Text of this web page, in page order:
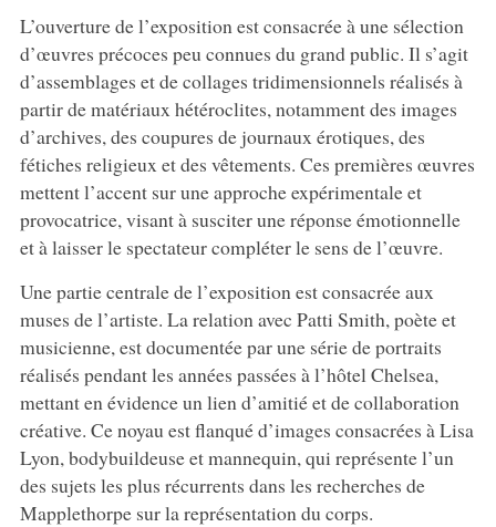
L’ouverture de l’exposition est consacrée à une sélection
d’œuvres précoces peu connues du grand public. Il s’agit
d’assemblages et de collages tridimensionnels réalisés à
partir de matériaux hétéroclites, notamment des images
d’archives, des coupures de journaux érotiques, des
fétiches religieux et des vêtements. Ces premières œuvres
mettent l’accent sur une approche expérimentale et
provocatrice, visant à susciter une réponse émotionnelle
et à laisser le spectateur compléter le sens de l’œuvre.
Une partie centrale de l’exposition est consacrée aux
muses de l’artiste. La relation avec Patti Smith, poète et
musicienne, est documentée par une série de portraits
réalisés pendant les années passées à l’hôtel Chelsea,
mettant en évidence un lien d’amitié et de collaboration
créative. Ce noyau est flanqué d’images consacrées à Lisa
Lyon, bodybuildeuse et mannequin, qui représente l’un
des sujets les plus récurrents dans les recherches de
Mapplethorpe sur la représentation du corps.